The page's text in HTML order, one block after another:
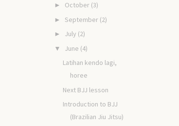
► October (3)
► September (2)
► July (2)
▼ June (4)
Latihan kendo lagi,
horee
Next BJJ lesson
Introduction to BJJ
(Brazilian Jiu Jitsu)